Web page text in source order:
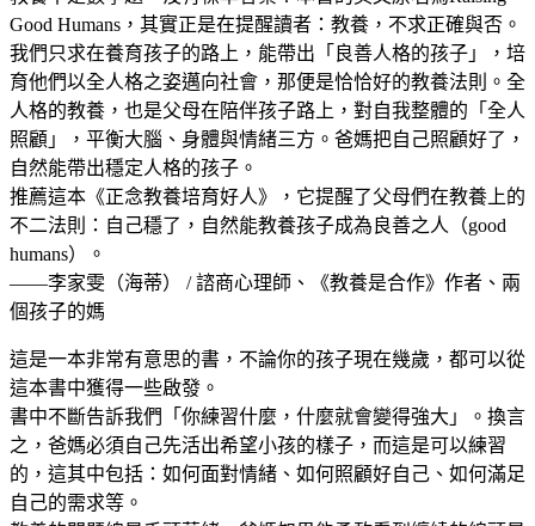
Good Humans，其實正是在提醒讀者：教養，不求正確與否。
我們只求在養育孩子的路上，能帶出「良善人格的孩子」，培
育他們以全人格之姿邁向社會，那便是恰恰好的教養法則。全
人格的教養，也是父母在陪伴孩子路上，對自我整體的「全人
照顧」，平衡大腦、身體與情緒三方。爸媽把自己照顧好了，
自然能帶出穩定人格的孩子。
推薦這本《正念教養培育好人》，它提醒了父母們在教養上的
不二法則：自己穩了，自然能教養孩子成為良善之人（good
humans）。
——李家雯（海蒂） / 諮商心理師、《教養是合作》作者、兩
個孩子的媽
這是一本非常有意思的書，不論你的孩子現在幾歲，都可以從
這本書中獲得一些啟發。
書中不斷告訴我們「你練習什麼，什麼就會變得強大」。換言
之，爸媽必須自己先活出希望小孩的樣子，而這是可以練習
的，這其中包括：如何面對情緒、如何照顧好自己、如何滿足
自己的需求等。